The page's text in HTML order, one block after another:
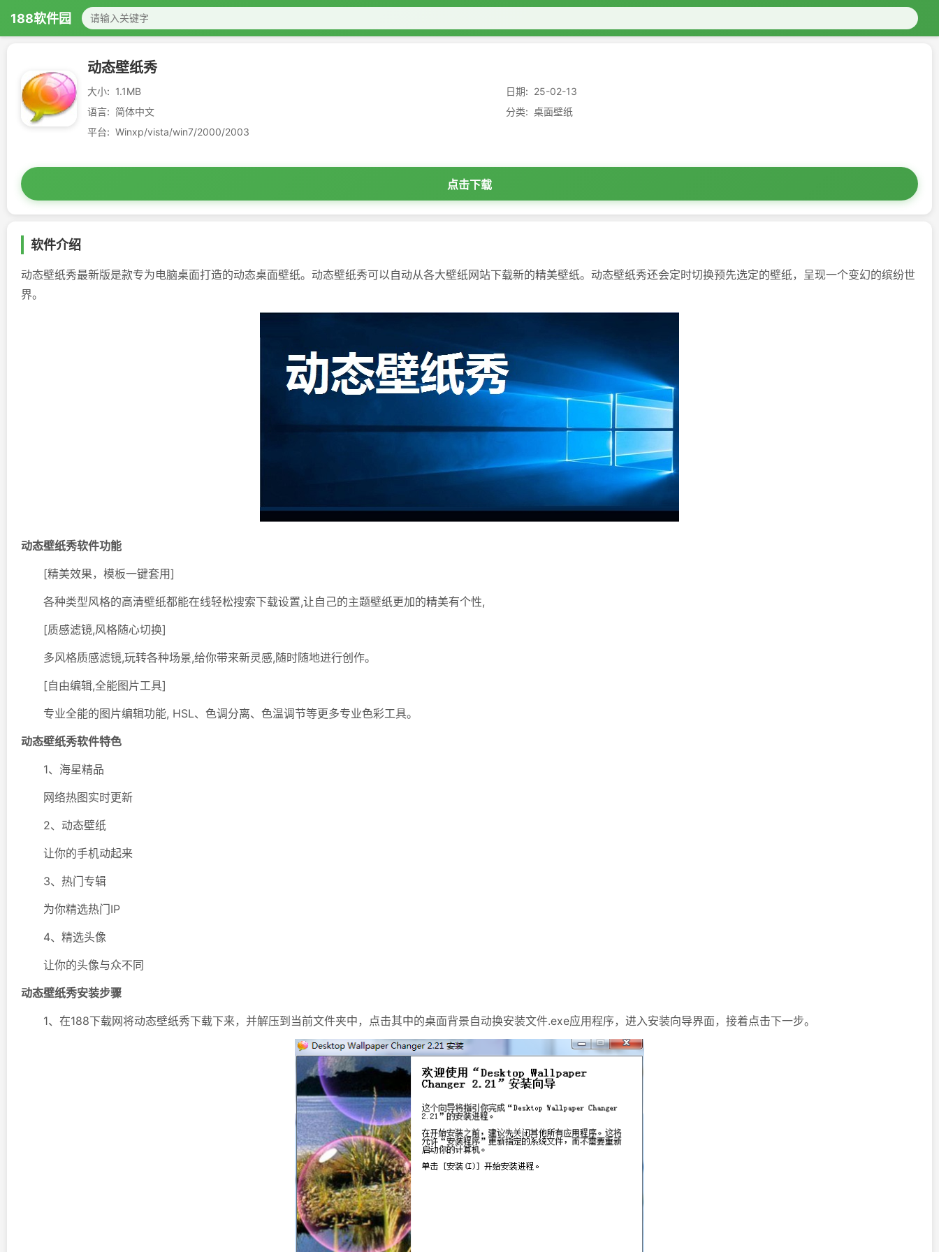
188软件园
动态壁纸秀
大小: 1.1MB 日期: 25-02-13
语言: 简体中文 分类: 桌面壁纸
平台: Winxp/vista/win7/2000/2003
点击下载
软件介绍
动态壁纸秀最新版是款专为电脑桌面打造的动态桌面壁纸。动态壁纸秀可以自动从各大壁纸网站下载新的精美壁纸。动态壁纸秀还会定时切换预先选定的壁纸，呈现一个变幻的缤纷世
界。
动态壁纸秀软件功能
[精美效果，模板一键套用]
各种类型风格的高清壁纸都能在线轻松搜索下载设置,让自己的主题壁纸更加的精美有个性,
[质感滤镜,风格随心切换]
多风格质感滤镜,玩转各种场景,给你带来新灵感,随时随地进行创作。
[自由编辑,全能图片工具]
专业全能的图片编辑功能, HSL、色调分离、色温调节等更多专业色彩工具。
动态壁纸秀软件特色
1、海星精品
网络热图实时更新
2、动态壁纸
让你的手机动起来
3、热门专辑
为你精选热门IP
4、精选头像
让你的头像与众不同
动态壁纸秀安装步骤
1、在188下载网将动态壁纸秀下载下来，并解压到当前文件夹中，点击其中的桌面背景自动换安装文件.exe应用程序，进入安装向导界面，接着点击下一步。